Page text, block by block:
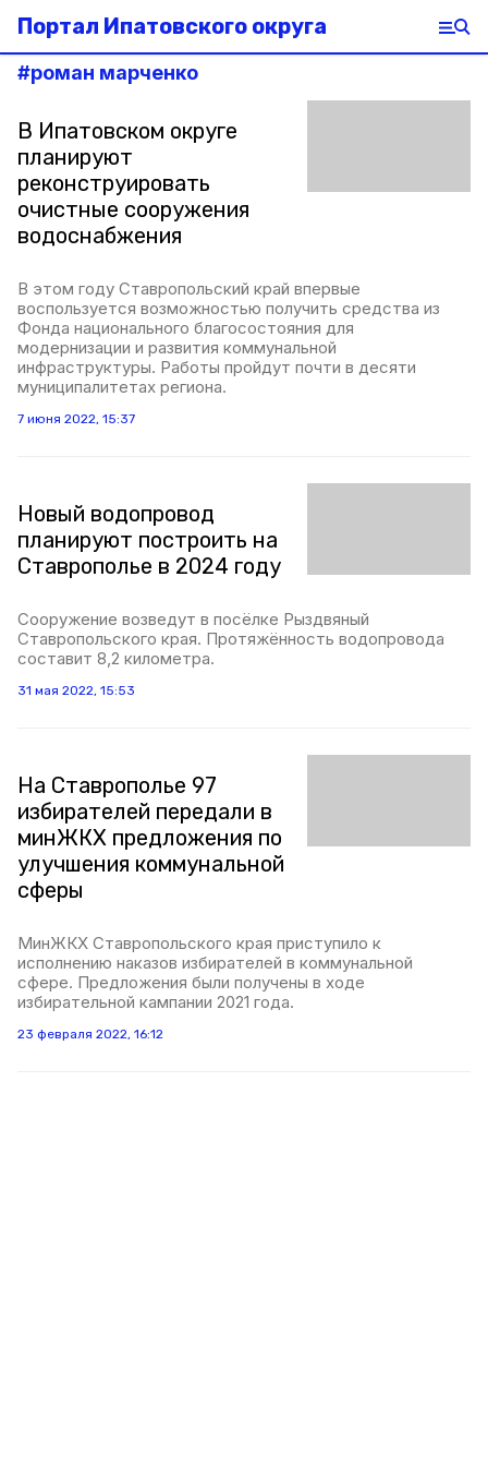
Портал Ипатовского округа
#роман марченко
В Ипатовском округе
планируют
реконструировать
очистные сооружения
водоснабжения
В этом году Ставропольский край впервые
воспользуется возможностью получить средства из
Фонда национального благосостояния для
модернизации и развития коммунальной
инфраструктуры. Работы пройдут почти в десяти
муниципалитетах региона.
7 июня 2022, 15:37
Новый водопровод
планируют построить на
Ставрополье в 2024 году
Сооружение возведут в посёлке Рыздвяный
Ставропольского края. Протяжённость водопровода
составит 8,2 километра.
31 мая 2022, 15:53
На Ставрополье 97
избирателей передали в
минЖКХ предложения по
улучшения коммунальной
сферы
МинЖКХ Ставропольского края приступило к
исполнению наказов избирателей в коммунальной
сфере. Предложения были получены в ходе
избирательной кампании 2021 года.
23 февраля 2022, 16:12